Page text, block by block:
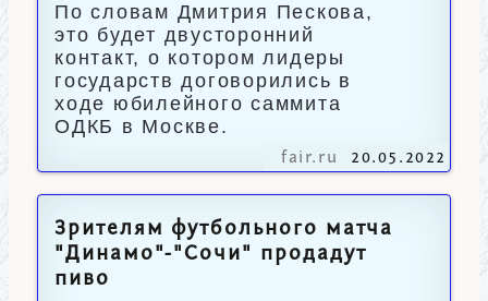
По словам Дмитрия Пескова,
это будет двусторонний
контакт, о котором лидеры
государств договорились в
ходе юбилейного саммита
ОДКБ в Москве.
fair.ru 20.05.2022
Зрителям футбольного матча
"Динамо"-"Сочи" продадут
пиво